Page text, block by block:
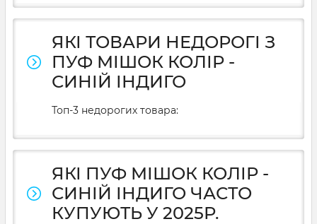
ЯКІ ТОВАРИ НЕДОРОГІ З
ПУФ МІШОК КОЛІР -
СИНІЙ ІНДИГО
Топ-3 недорогих товара:
ЯКІ ПУФ МІШОК КОЛІР -
СИНІЙ ІНДИГО ЧАСТО
КУПУЮТЬ У 2025Р.